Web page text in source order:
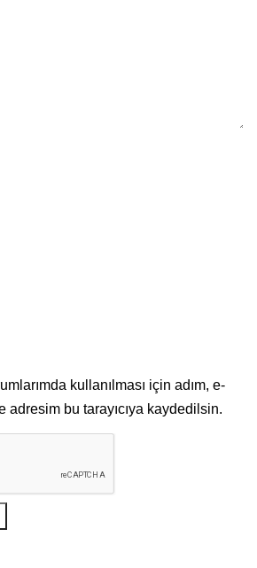
kullanılması için adım, e-
adresim bu tarayıcıya kaydedilsin.